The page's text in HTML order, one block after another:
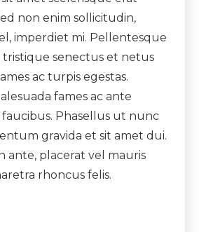
non enim sollicitudin,
imperdiet mi. Pellentesque
tristique senectus et netus
ac turpis egestas.
fames ac ante
faucibus. Phasellus ut nunc
gravida et sit amet dui.
ante, placerat vel mauris
rhoncus felis.